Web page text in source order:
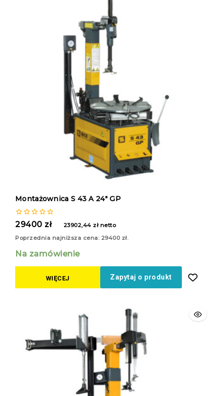
Montażownica S 43 A 24″ GP
0
5
29400 zł 23902,44 złnetto
Poprzednia najniższa cena: 29400 zł.
Na zamówienie
WIĘCEJ Zapytaj o produkt